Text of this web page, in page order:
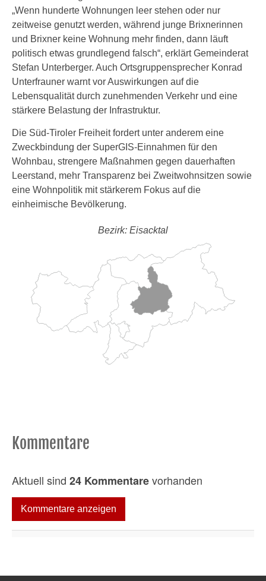
„Wenn hunderte Wohnungen leer stehen oder nur
zeitweise genutzt werden, während junge Brixnerinnen
und Brixner keine Wohnung mehr finden, dann läuft
politisch etwas grundlegend falsch“, erklärt Gemeinderat
Stefan Unterberger. Auch Ortsgruppensprecher Konrad
Unterfrauner warnt vor Auswirkungen auf die
Lebensqualität durch zunehmenden Verkehr und eine
stärkere Belastung der Infrastruktur.
Die Süd-Tiroler Freiheit fordert unter anderem eine
Zweckbindung der SuperGIS-Einnahmen für den
Wohnbau, strengere Maßnahmen gegen dauerhaften
Leerstand, mehr Transparenz bei Zweitwohnsitzen sowie
eine Wohnpolitik mit stärkerem Fokus auf die
einheimische Bevölkerung.
Bezirk: Eisacktal
Kommentare
Aktuell sind 24 Kommentarevorhanden
Kommentare anzeigen